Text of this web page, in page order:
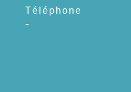
Téléphone
-